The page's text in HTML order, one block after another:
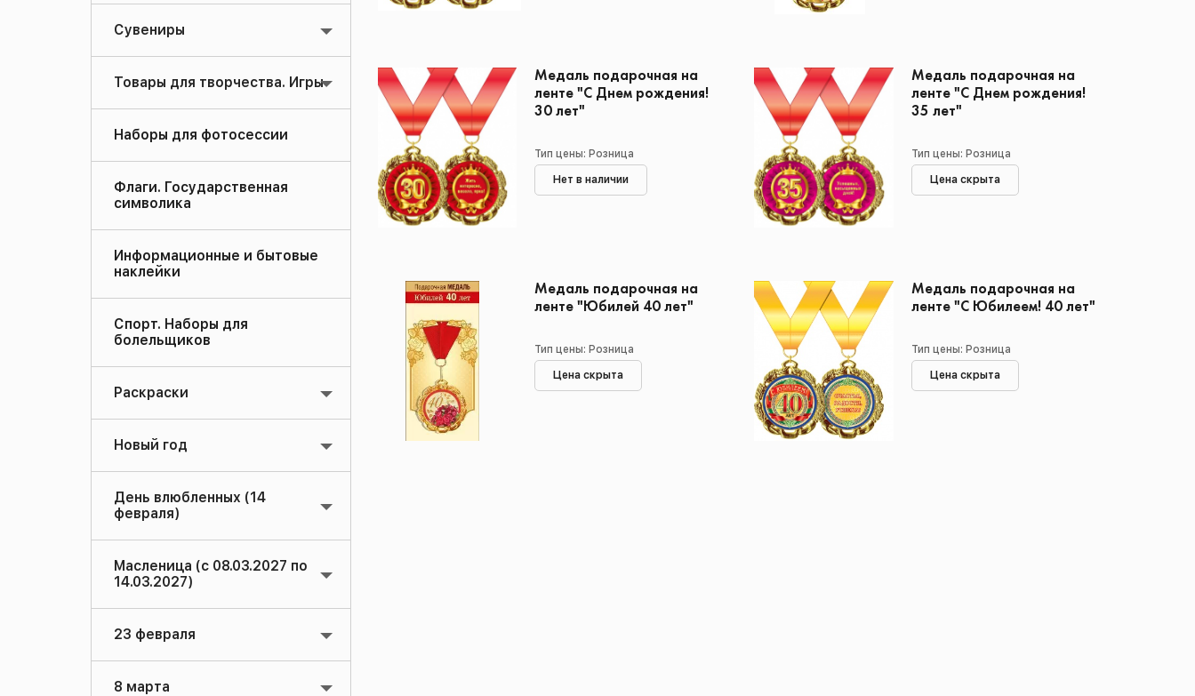
Сувениры
Товары для творчества. Игры
Наборы для фотосессии
Флаги. Государственная
символика
Информационные и бытовые
наклейки
Спорт. Наборы для
болельщиков
Раскраски
Новый год
День влюбленных (14
февраля)
Масленица (с 08.03.2027 по
14.03.2027)
23 февраля
8 марта
Медаль подарочная на
ленте "С Днем рождения!
30 лет"
Тип цены: Розница
Нет в наличии
Медаль подарочная на
ленте "С Днем рождения!
35 лет"
Тип цены: Розница
Цена скрыта
Медаль подарочная на
ленте "Юбилей 40 лет"
Тип цены: Розница
Цена скрыта
Медаль подарочная на
ленте "С Юбилеем! 40 лет"
Тип цены: Розница
Цена скрыта